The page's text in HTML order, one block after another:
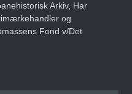
Arkiv, Har
og
Fond v/Det